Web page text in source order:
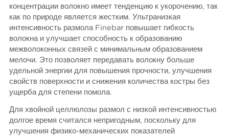
концентрации волокно имеет тенденцию к укорочению, так
как по природе является жестким. Ультранизкая
интенсивность размола Finebar повышает гибкость
волокна и улучшает способность к образованию
межволоконных связей с минимальным образованием
мелочи. Это позволяет передавать волокну больше
удельной энергии для повышения прочности, улучшения
свойств поверхности и снижения количества костры без
ущерба для степени помола.
Для хвойной целлюлозы размол с низкой интенсивностью
долгое время считался непригодным, поскольку для
улучшения физико-механических показателей